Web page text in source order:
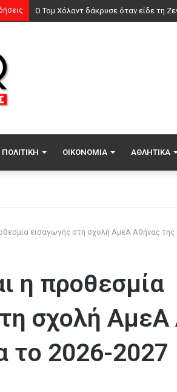
ΠΟΛΙΤΙΚΉ ΟΙΚΟΝΟΜΊΑ ΑΘΛΗΤΙΚΆ
εισαγωγής στη σχολή ΑμεΑ Αθήνας
η προθεσμία
σχολή ΑμεΑ
το 2026-2027